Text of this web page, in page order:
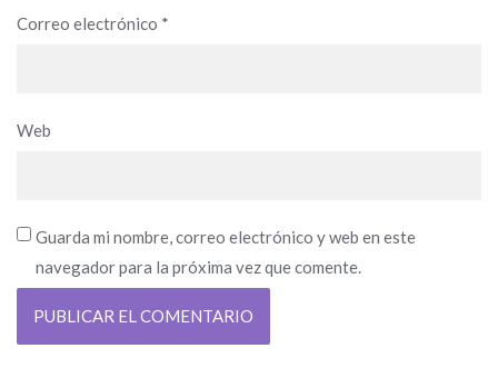
Correo electrónico *
Web
Guarda mi nombre, correo electrónico y web en este
navegador para la próxima vez que comente.